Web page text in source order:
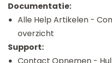
Documentatie:
Alle Help Artikelen -
overzicht
Support: